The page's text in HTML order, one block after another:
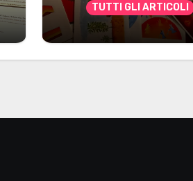
TUTTI GLI ARTICOLI
Marzo 2026:
materiali stampabili
gli abbonati